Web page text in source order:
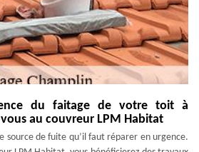
du faitage de votre toit à
au couvreur LPM Habitat
source de fuite qu’il faut réparer en urgence.